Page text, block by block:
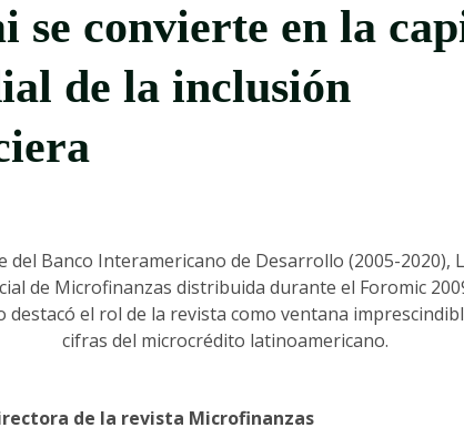
se convierte en la
de la inclusión
del Banco Interamericano de Desarrollo (2005-2020),
de Microfinanzas distribuida durante el Foromic
destacó el rol de la revista como ventana
cifras del microcrédito latinoamericano.
de la revista Microfinanzas